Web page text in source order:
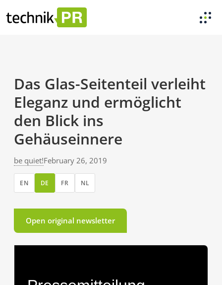
Das Glas-Seitenteil verleiht
Eleganz und ermöglicht
den Blick ins
Gehäuseinnere
be quiet!February 26, 2019
EN DE FR NL
Open original newsletter